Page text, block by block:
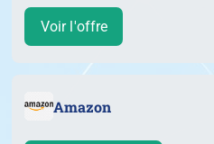
Voir l'offre
Amazon